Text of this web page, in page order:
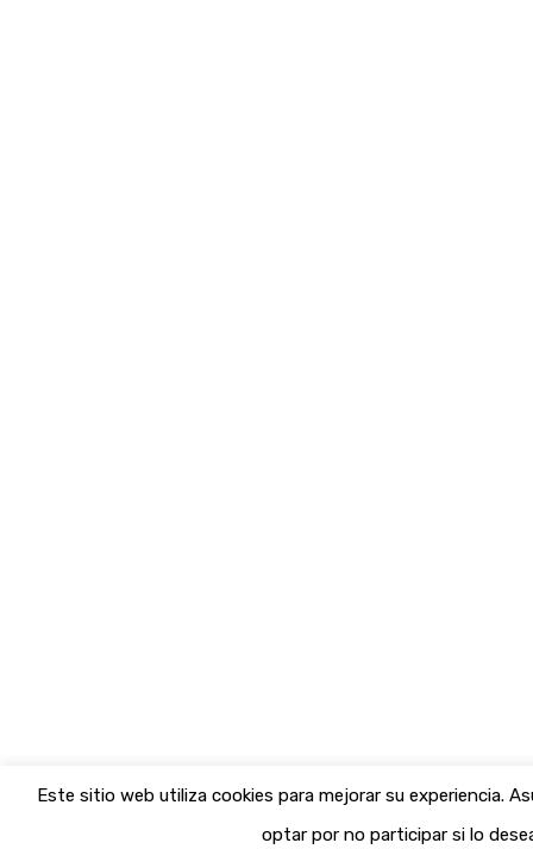
Este sitio web utiliza cookies para mejorar su experiencia.
optar por no participar si lo